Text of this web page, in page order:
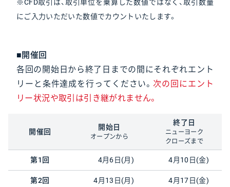
※CFD取引は、取引単位を乗算した数値ではなく、取引数量
にご入力いただいた数値でカウントいたします。
■開催回
各回の開始日から終了日までの間にそれぞれエント
リーと条件達成を行ってください。次の回にエント
リー状況や取引は引き継がれません。
開催回
開始日
オープンから
終了日
ニューヨーク
クローズまで
第1回 4月6日(月) 4月10日(金)
第2回 4月13日(月) 4月17日(金)